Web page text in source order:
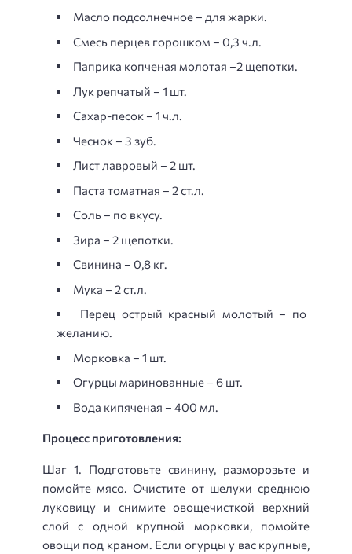
Масло подсолнечное – для жарки.
Смесь перцев горошком – 0,3 ч.л.
Паприка копченая молотая –2 щепотки.
Лук репчатый – 1 шт.
Сахар-песок – 1 ч.л.
Чеснок – 3 зуб.
Лист лавровый – 2 шт.
Паста томатная – 2 ст.л.
Соль – по вкусу.
Зира – 2 щепотки.
Свинина – 0,8 кг.
Мука – 2 ст.л.
Перец острый красный молотый – по
желанию.
Морковка – 1 шт.
Огурцы маринованные – 6 шт.
Вода кипяченая – 400 мл.
Процесс приготовления:
Шаг 1. Подготовьте свинину, разморозьте и
помойте мясо. Очистите от шелухи среднюю
луковицу и снимите овощечисткой верхний
слой с одной крупной морковки, помойте
овощи под краном. Если огурцы у вас крупные,